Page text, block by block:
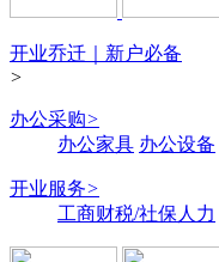
开业乔迁｜新户必备
>
办公采购>
办公家具 办公设备
开业服务>
工商财税/社保人力